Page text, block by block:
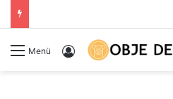
Menü Kayıt Ol